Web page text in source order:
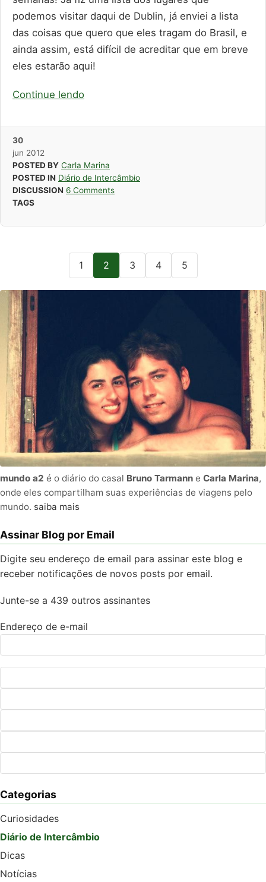
podemos visitar daqui de Dublin, já enviei a lista
das coisas que quero que eles tragam do Brasil, e
ainda assim, está difícil de acreditar que em breve
eles estarão aqui!
Continue lendo
30
jun 2012
POSTED BY Carla Marina
POSTED IN Diário de Intercâmbio
DISCUSSION 6 Comments
TAGS
1 2 3 4 5
mundo a2 é o diário do casal Bruno Tarmann e Carla Marina,
onde eles compartilham suas experiências de viagens pelo
mundo. saiba mais
Assinar Blog por Email
Digite seu endereço de email para assinar este blog e
receber notificações de novos posts por email.
Junte-se a 439 outros assinantes
Endereço de e-mail
Categorias
Curiosidades
Diário de Intercâmbio
Dicas
Notícias